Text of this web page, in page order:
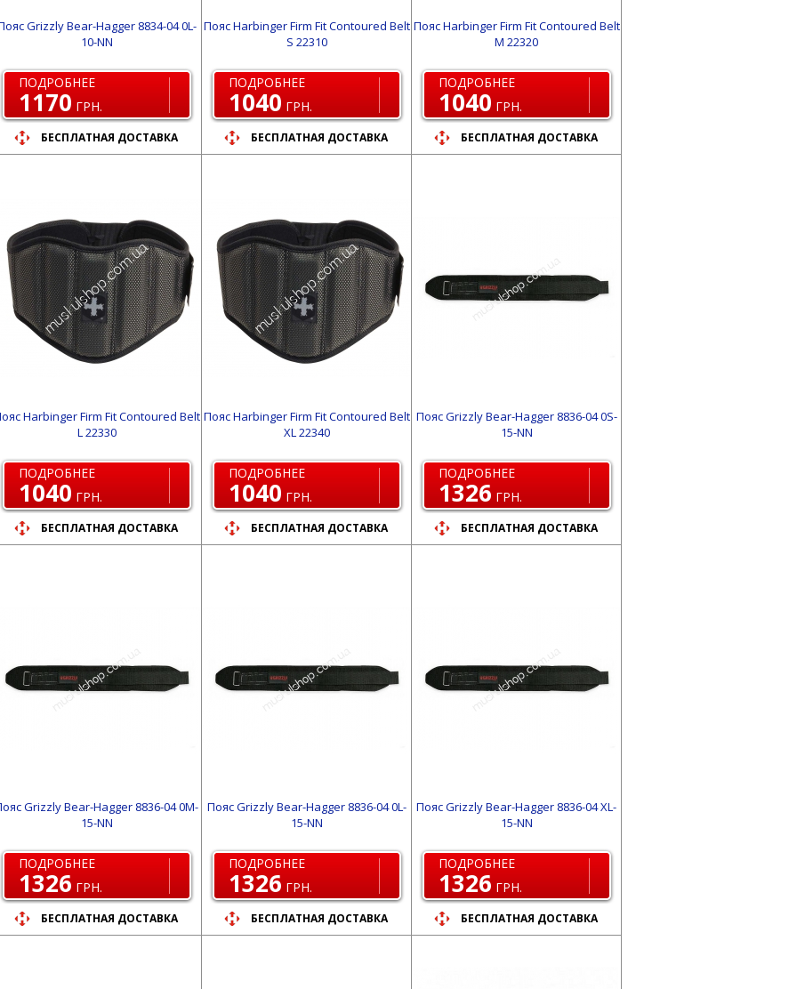
Grizzly Bear-Hagger 8834-04 0L-
10-NN
ПОДРОБНЕЕ
1170 ГРН.
БЕСПЛАТНАЯ ДОСТАВКА
Пояс Harbinger Firm Fit Contoured Belt
S 22310
ПОДРОБНЕЕ
1040 ГРН.
БЕСПЛАТНАЯ ДОСТАВКА
Пояс Harbinger Firm Fit Contoured Belt
M 22320
ПОДРОБНЕЕ
1040 ГРН.
БЕСПЛАТНАЯ ДОСТАВКА
Harbinger Firm Fit Contoured Belt
L 22330
ПОДРОБНЕЕ
1040 ГРН.
БЕСПЛАТНАЯ ДОСТАВКА
Пояс Harbinger Firm Fit Contoured Belt
XL 22340
ПОДРОБНЕЕ
1040 ГРН.
БЕСПЛАТНАЯ ДОСТАВКА
Пояс Grizzly Bear-Hagger 8836-04 0S-
15-NN
ПОДРОБНЕЕ
1326 ГРН.
БЕСПЛАТНАЯ ДОСТАВКА
Grizzly Bear-Hagger 8836-04 0M-
15-NN
ПОДРОБНЕЕ
1326 ГРН.
БЕСПЛАТНАЯ ДОСТАВКА
Пояс Grizzly Bear-Hagger 8836-04 0L-
15-NN
ПОДРОБНЕЕ
1326 ГРН.
БЕСПЛАТНАЯ ДОСТАВКА
Пояс Grizzly Bear-Hagger 8836-04 XL-
15-NN
ПОДРОБНЕЕ
1326 ГРН.
БЕСПЛАТНАЯ ДОСТАВКА